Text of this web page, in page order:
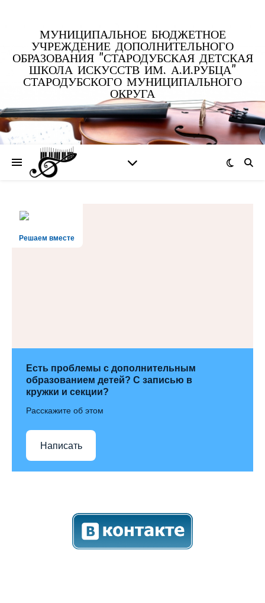
МУНИЦИПАЛЬНОЕ БЮДЖЕТНОЕ
УЧРЕЖДЕНИЕ ДОПОЛНИТЕЛЬНОГО
ОБРАЗОВАНИЯ "СТАРОДУБСКАЯ ДЕТСКАЯ
ШКОЛА ИСКУССТВ ИМ. А.И.РУБЦА"
СТАРОДУБСКОГО МУНИЦИПАЛЬНОГО
ОКРУГА
Решаем вместе
Есть проблемы с дополнительным
образованием детей? С записью в
кружки и секции?
Расскажите об этом
Написать